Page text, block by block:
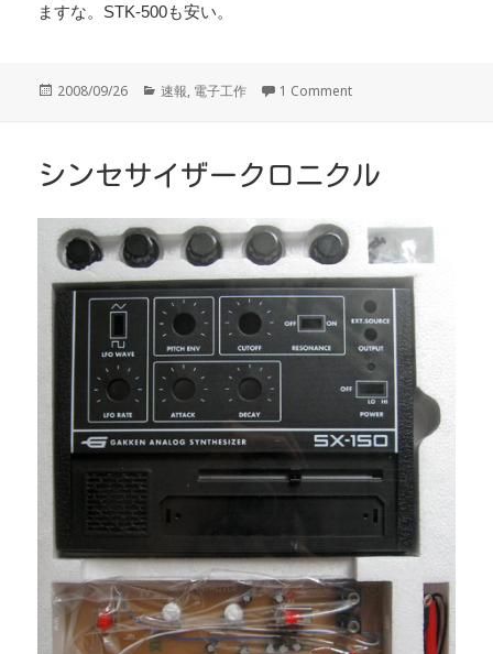
ますな。STK-500も安い。
投
2008/09/26
カ
ー
速報, 電子工作 1 Comment
シンセサイザークロニクル